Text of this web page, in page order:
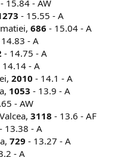
- 15.84 - AW
- 15.55 - A
686 - 15.04 - A
- A
- 14.75 - A
14.14 - A
2010 - 14.1 - A
1053 - 13.9 - A
- AW
3118 - 13.6 - AF
- 13.38 - A
729 - 13.27 - A
- A